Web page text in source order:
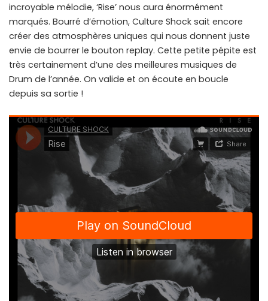
incroyable mélodie, ‘Rise’ nous aura énormément
marqués. Bourré d’émotion, Culture Shock sait encore
créer des atmosphères uniques qui nous donnent juste
envie de bourrer le bouton replay. Cette petite pépite est
très certainement d’une des meilleures musiques de
Drum de l’année. On valide et on écoute en boucle
depuis sa sortie !